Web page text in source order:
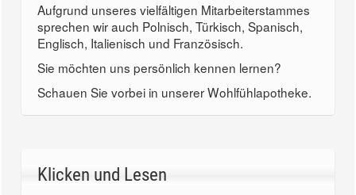
Aufgrund unseres vielfältigen Mitarbeiterstammes
sprechen wir auch Polnisch, Türkisch, Spanisch,
Englisch, Italienisch und Französisch.
Sie möchten uns persönlich kennen lernen?
Schauen Sie vorbei in unserer Wohlfühlapotheke.
Klicken und Lesen